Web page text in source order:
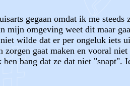
gegaan omdat ik me
omgeving weet dit maar
wilde dat er per ongeluk iets
gaat maken en vooral niet
bang dat ze dat niet "snapt".